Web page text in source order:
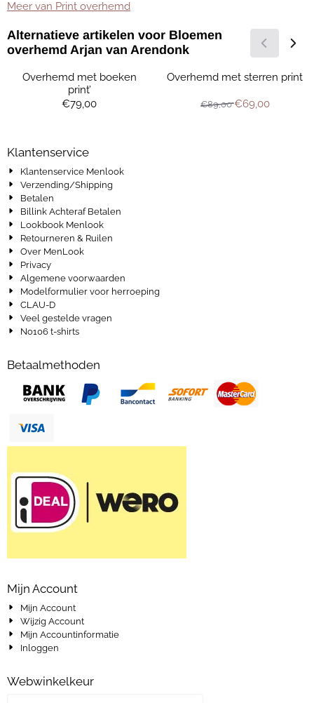
Meer van Print overhemd
Alternatieve artikelen voor Bloemen
overhemd Arjan van Arendonk
Overhemd met boeken
print’
Prijs: 79,00
€79,00
Overhemd met sterren print
Van 89,00 voor
€89,00€69,00
Klantenservice
Klantenservice Menlook
Verzending/Shipping
Betalen
Billink Achteraf Betalen
Lookbook Menlook
Retourneren & Ruilen
Over MenLook
Privacy
Algemene voorwaarden
Modelformulier voor herroeping
CLAU-D
Veel gestelde vragen
No106 t-shirts
Betaalmethoden
Mijn Account
Mijn Account
Wijzig Account
Mijn Accountinformatie
Inloggen
Webwinkelkeur